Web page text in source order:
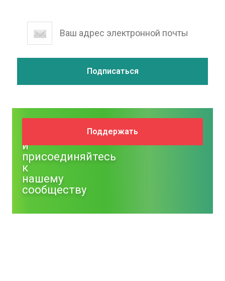
и
присоединяйтесь
к
нашему
сообществу
Поддержать